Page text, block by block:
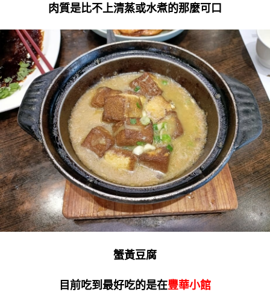
肉質是比不上清蒸或水煮的那麼可口
蟹黃豆腐
目前吃到最好吃的是在豐華小館